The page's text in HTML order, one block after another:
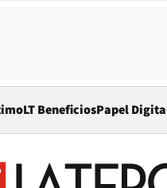
LT BeneficiosPapel